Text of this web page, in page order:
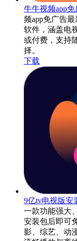
牛牛视频app
频app免广告
软件，涵盖电
或付费，支持
择。
下载
9亿tv电视版安
一款功能强大
安装包后即可
影、综艺、动